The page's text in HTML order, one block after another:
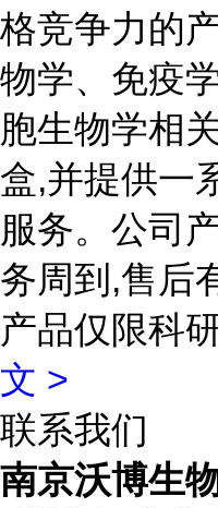
格竞争力的
物学、免疫
胞生物学相
盒,并提供一
服务。公司
务周到,售后
产品仅限科
文 >
联系我们
南京沃博生